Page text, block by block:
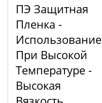
ПЭ Защитная
Пленка -
Использование
При Высокой
Температуре -
Высокая